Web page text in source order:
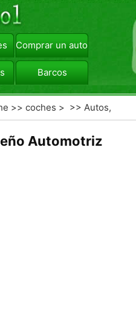
Comprar un automóvil
Barcos
>>coches > >>Autos,
Automotriz